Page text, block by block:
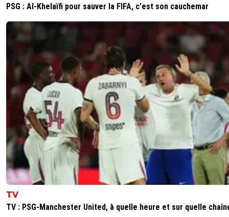
PSG : Al-Khelaïfi pour sauver la FIFA, c'est son cauchemar
TV
TV : PSG-Manchester United, à quelle heure et sur quelle